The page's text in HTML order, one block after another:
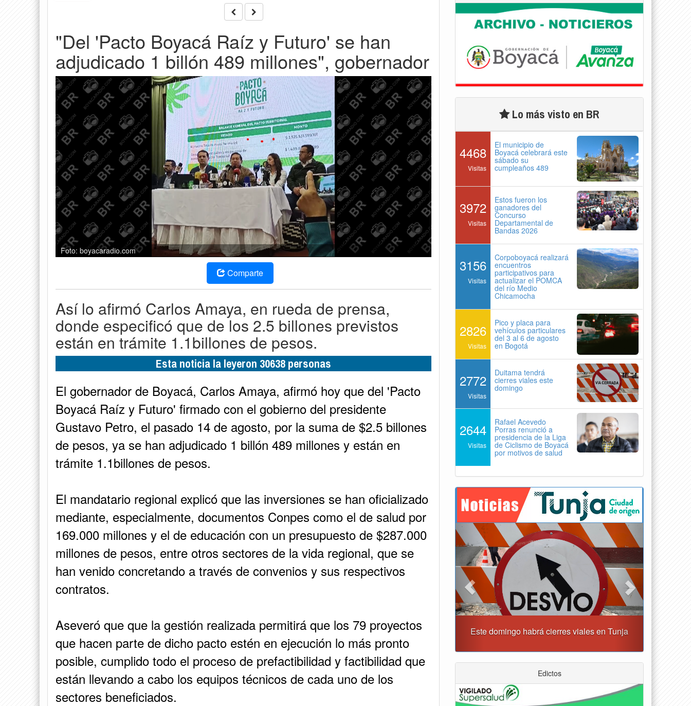
"Del 'Pacto Boyacá Raíz y Futuro' se han
adjudicado 1 billón 489 millones", gobernador
Foto: boyacaradio.com
Comparte
Así lo afirmó Carlos Amaya, en rueda de prensa,
donde especificó que de los 2.5 billones previstos
están en trámite 1.1billones de pesos.
Esta noticia la leyeron 30638 personas
El gobernador de Boyacá, Carlos Amaya, afirmó hoy que del 'Pacto
Boyacá Raíz y Futuro' firmado con el gobierno del presidente
Gustavo Petro, el pasado 14 de agosto, por la suma de $2.5 billones
de pesos, ya se han adjudicado 1 billón 489 millones y están en
trámite 1.1billones de pesos.
El mandatario regional explicó que las inversiones se han oficializado
mediante, especialmente, documentos Conpes como el de salud por
169.000 millones y el de educación con un presupuesto de $287.000
millones de pesos, entre otros sectores de la vida regional, que se
han venido concretando a través de convenios y sus respectivos
contratos.
Aseveró que que la gestión realizada permitirá que los 79 proyectos
que hacen parte de dicho pacto estén en ejecución lo más pronto
posible, cumplido todo el proceso de prefactibilidad y factibilidad que
están llevando a cabo los equipos técnicos de cada uno de los
sectores beneficiados.
Lo más visto en BR
4468
Visitas
El municipio de
Boyacá celebrará este
sábado su
cumpleaños 489
3972
Visitas
Estos fueron los
ganadores del
Concurso
Departamental de
Bandas 2026
3156
Visitas
Corpoboyacá realizará
encuentros
participativos para
actualizar el POMCA
del río Medio
Chicamocha
2826
Visitas
Pico y placa para
vehículos particulares
del 3 al 6 de agosto
en Bogotá
2772
Visitas
Duitama tendrá
cierres viales este
domingo
2644
Visitas
Rafael Acevedo
Porras renunció a
presidencia de la Liga
de Ciclismo de Boyacá
por motivos de salud
Tunja albergará el Simposio Regional en Asfixia
Previous Next
Edictos